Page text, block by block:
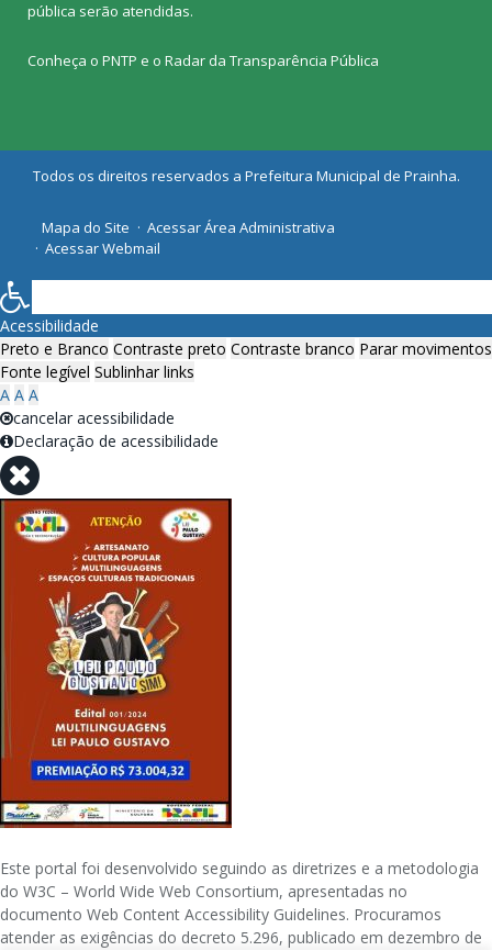
pública serão atendidas.
Conheça o PNTP e o Radar da Transparência Pública
Todos os direitos reservados a Prefeitura Municipal de Prainha.
Mapa do Site
Acessar Área Administrativa
Acessar Webmail
Acessibilidade
Preto e Branco Contraste preto Contraste branco Parar movimentos
Fonte legível Sublinhar links
A A A
cancelar acessibilidade
Declaração de acessibilidade
Este portal foi desenvolvido seguindo as diretrizes e a metodologia
do W3C – World Wide Web Consortium, apresentadas no
documento Web Content Accessibility Guidelines. Procuramos
atender as exigências do decreto 5.296, publicado em dezembro de